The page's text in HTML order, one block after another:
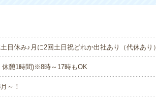
休み♪月に2回土日祝どれか出社あり（代休あり）
憩1時間)※8時～17時もOK
～！